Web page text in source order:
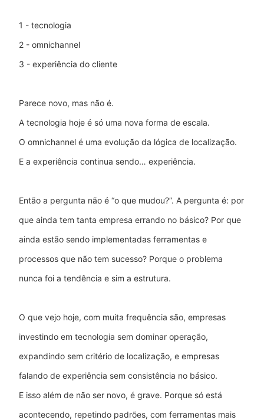
1 - tecnologia
2 - omnichannel
3 - experiência do cliente
Parece novo, mas não é.
A tecnologia hoje é só uma nova forma de escala.
O omnichannel é uma evolução da lógica de localização.
E a experiência continua sendo… experiência.
Então a pergunta não é “o que mudou?”. A pergunta é: por
que ainda tem tanta empresa errando no básico? Por que
ainda estão sendo implementadas ferramentas e
processos que não tem sucesso? Porque o problema
nunca foi a tendência e sim a estrutura.
O que vejo hoje, com muita frequência são, empresas
investindo em tecnologia sem dominar operação,
expandindo sem critério de localização, e empresas
falando de experiência sem consistência no básico.
E isso além de não ser novo, é grave. Porque só está
acontecendo, repetindo padrões, com ferramentas mais